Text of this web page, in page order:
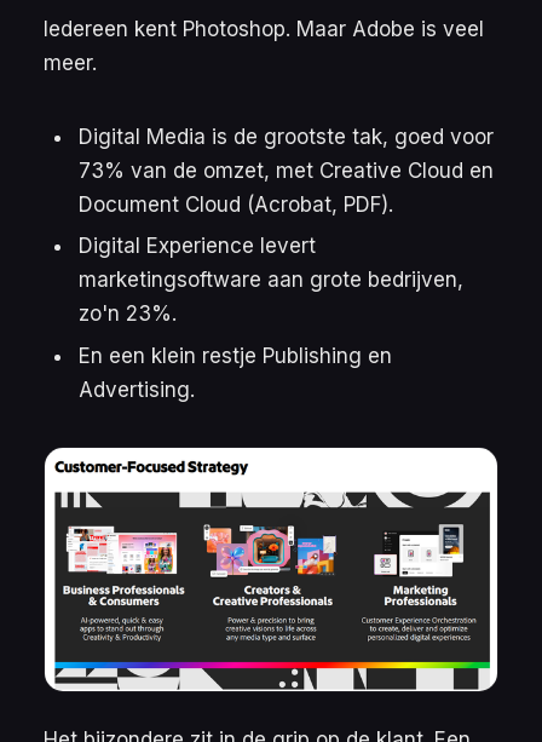
Iedereen kent Photoshop. Maar Adobe is veel
meer.
Digital Media is de grootste tak, goed voor
73% van de omzet, met Creative Cloud en
Document Cloud (Acrobat, PDF).
Digital Experience levert
marketingsoftware aan grote bedrijven,
zo'n 23%.
En een klein restje Publishing en
Advertising.